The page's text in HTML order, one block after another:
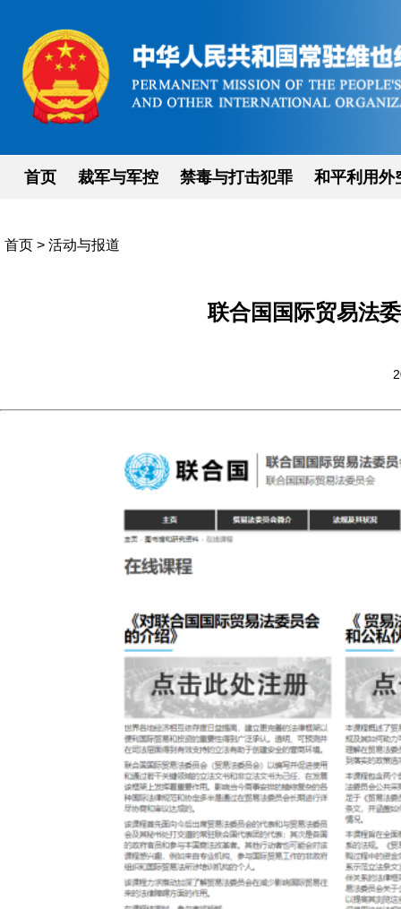
首页 裁军与军控 禁毒与打击犯罪 和平利用外
首页 > 活动与报道
联合国国际贸易法